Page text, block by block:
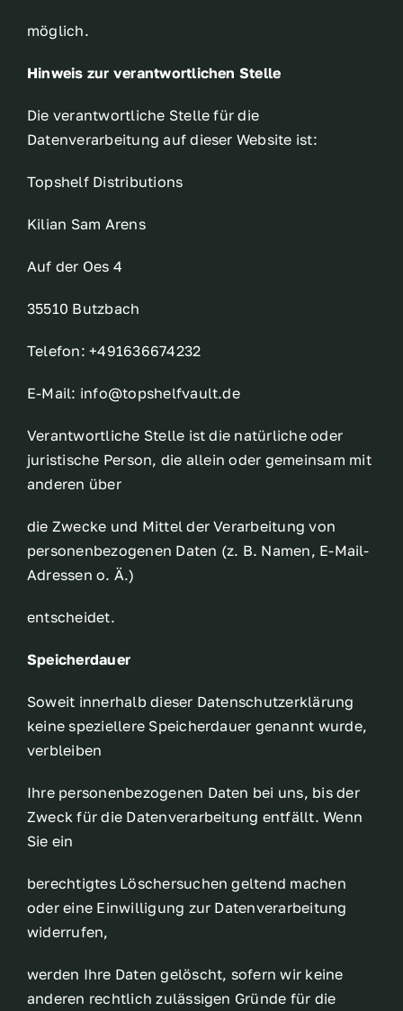
möglich.
Hinweis zur verantwortlichen Stelle
Die verantwortliche Stelle für die
Datenverarbeitung auf dieser Website ist:
Topshelf Distributions
Kilian Sam Arens
Auf der Oes 4
35510 Butzbach
Telefon: +491636674232
E-Mail: info@topshelfvault.de
Verantwortliche Stelle ist die natürliche oder
juristische Person, die allein oder gemeinsam mit
anderen über
die Zwecke und Mittel der Verarbeitung von
personenbezogenen Daten (z. B. Namen, E-Mail-
Adressen o. Ä.)
entscheidet.
Speicherdauer
Soweit innerhalb dieser Datenschutzerklärung
keine speziellere Speicherdauer genannt wurde,
verbleiben
Ihre personenbezogenen Daten bei uns, bis der
Zweck für die Datenverarbeitung entfällt. Wenn
Sie ein
berechtigtes Löschersuchen geltend machen
oder eine Einwilligung zur Datenverarbeitung
widerrufen,
werden Ihre Daten gelöscht, sofern wir keine
anderen rechtlich zulässigen Gründe für die